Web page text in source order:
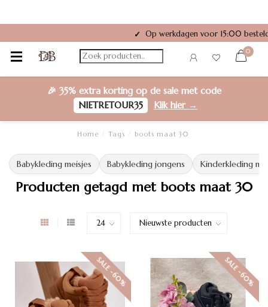
✓ Op werkdagen voor 15:00
0
🎉 35% extra kortingop de sale met code
NIETRETOUR35
Klik hier →
Home Tags boots maat 30
Babykleding meisjes Babykleding jongens Kinderkleding
Producten getagd met boots maat 30
SALE -60% SALE -60%